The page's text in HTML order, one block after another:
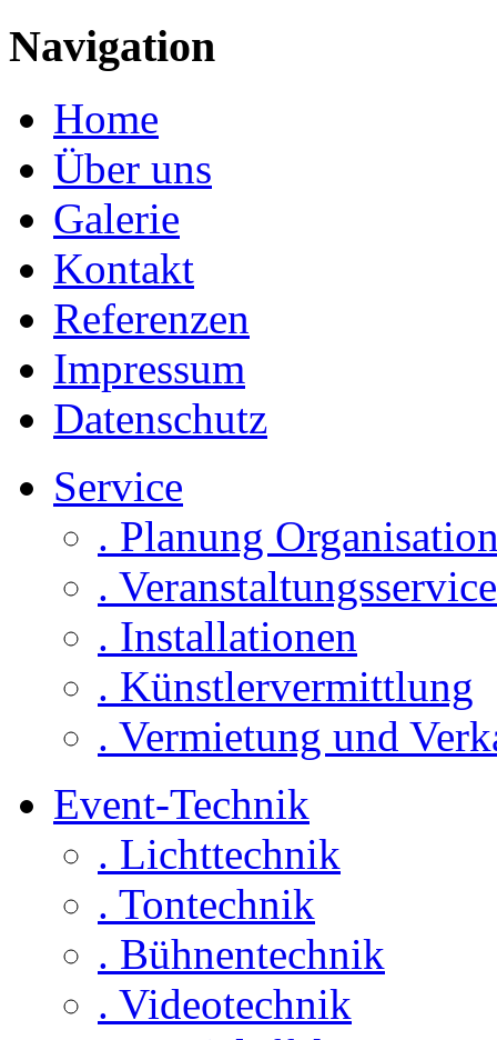
Navigation
Home
Über uns
Galerie
Kontakt
Referenzen
Impressum
Datenschutz
Service
. Planung
. Veranstaltungsservice
. Installationen
. Künstlervermittlung
. Vermietung und
Event-Technik
. Lichttechnik
. Tontechnik
. Bühnentechnik
. Videotechnik